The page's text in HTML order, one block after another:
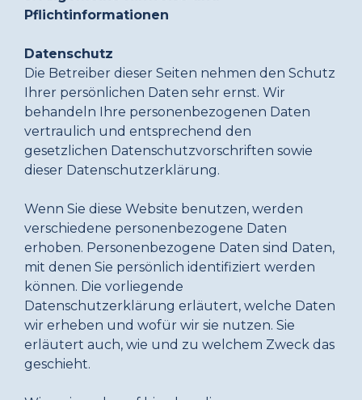
Pflichtinformationen
Datenschutz
Die Betreiber dieser Seiten nehmen den Schutz
Ihrer persönlichen Daten sehr ernst. Wir
behandeln Ihre personenbezogenen Daten
vertraulich und entsprechend den
gesetzlichen Datenschutzvorschriften sowie
dieser Datenschutzerklärung.
Wenn Sie diese Website benutzen, werden
verschiedene personenbezogene Daten
erhoben. Personenbezogene Daten sind Daten,
mit denen Sie persönlich identifiziert werden
können. Die vorliegende
Datenschutzerklärung erläutert, welche Daten
wir erheben und wofür wir sie nutzen. Sie
erläutert auch, wie und zu welchem Zweck das
geschieht.